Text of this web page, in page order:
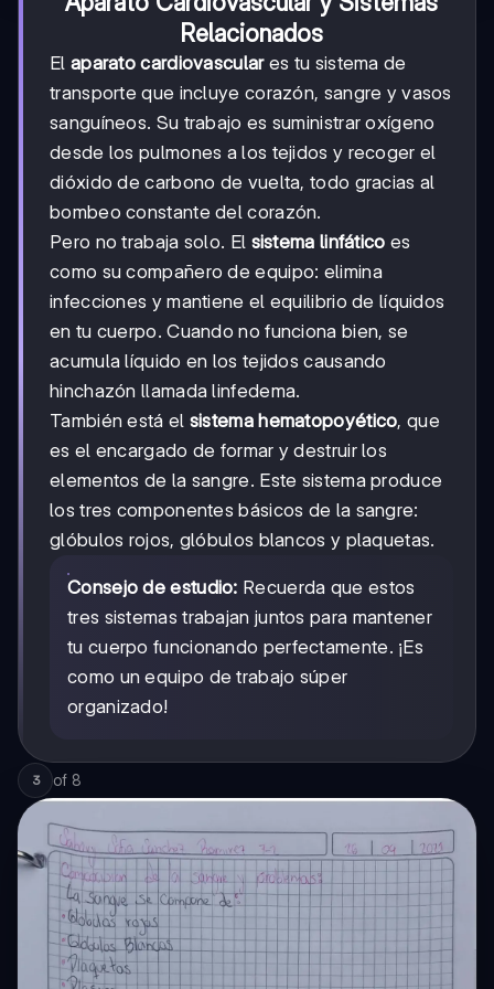
Relacionados
El aparato cardiovasculares tu sistema de
transporte que incluye corazón, sangre y vasos
sanguíneos. Su trabajo es suministrar oxígeno
desde los pulmones a los tejidos y recoger el
dióxido de carbono de vuelta, todo gracias al
bombeo constante del corazón.
Pero no trabaja solo. El sistema linfático es
como su compañero de equipo: elimina
infecciones y mantiene el equilibrio de líquidos
en tu cuerpo. Cuando no funciona bien, se
acumula líquido en los tejidos causando
hinchazón llamada linfedema.
También está el sistema hematopoyético, que
es el encargado de formar y destruir los
elementos de la sangre. Este sistema produce
los tres componentes básicos de la sangre:
glóbulos rojos, glóbulos blancos y plaquetas.
Consejo de estudio: Recuerda que estos
tres sistemas trabajan juntos para mantener
tu cuerpo funcionando perfectamente. ¡Es
como un equipo de trabajo súper
organizado!
3 of 8